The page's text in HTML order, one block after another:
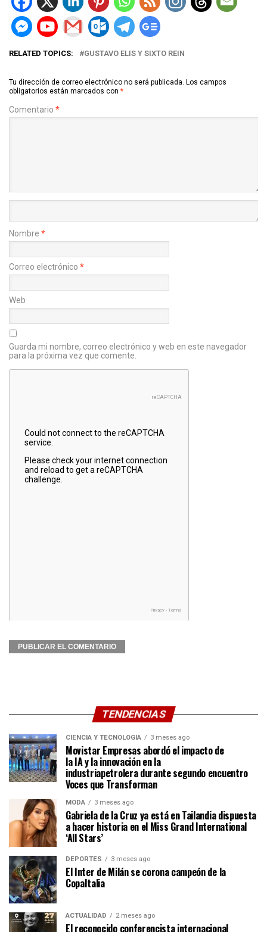
RELATED TOPICS: GUSTAVO ELIS Y SIXTO REIN
Tu dirección de correo electrónico no será publicada. Los campos
obligatorios están marcados con *
Comentario *
Nombre *
Correo electrónico *
Web
Guarda mi nombre, correo electrónico y web en este navegador
para la próxima vez que comente.
TENDENCIAS
CIENCIA Y TECNOLOGÍA 3 meses ago
Movistar Empresas abordó el impacto de
la IA y la innovación en la
industriapetrolera durante segundo encuentro
Voces que Transforman
MODA 3 meses ago
Gabriela de la Cruz ya está en Tailandia dispuesta
a hacer historia en el Miss Grand International
‘All Stars’
DEPORTES 3 meses ago
El Inter de Milán se corona campeón de la
CopaItalia
ACTUALIDAD 2 meses ago
El reconocido conferencista internacional